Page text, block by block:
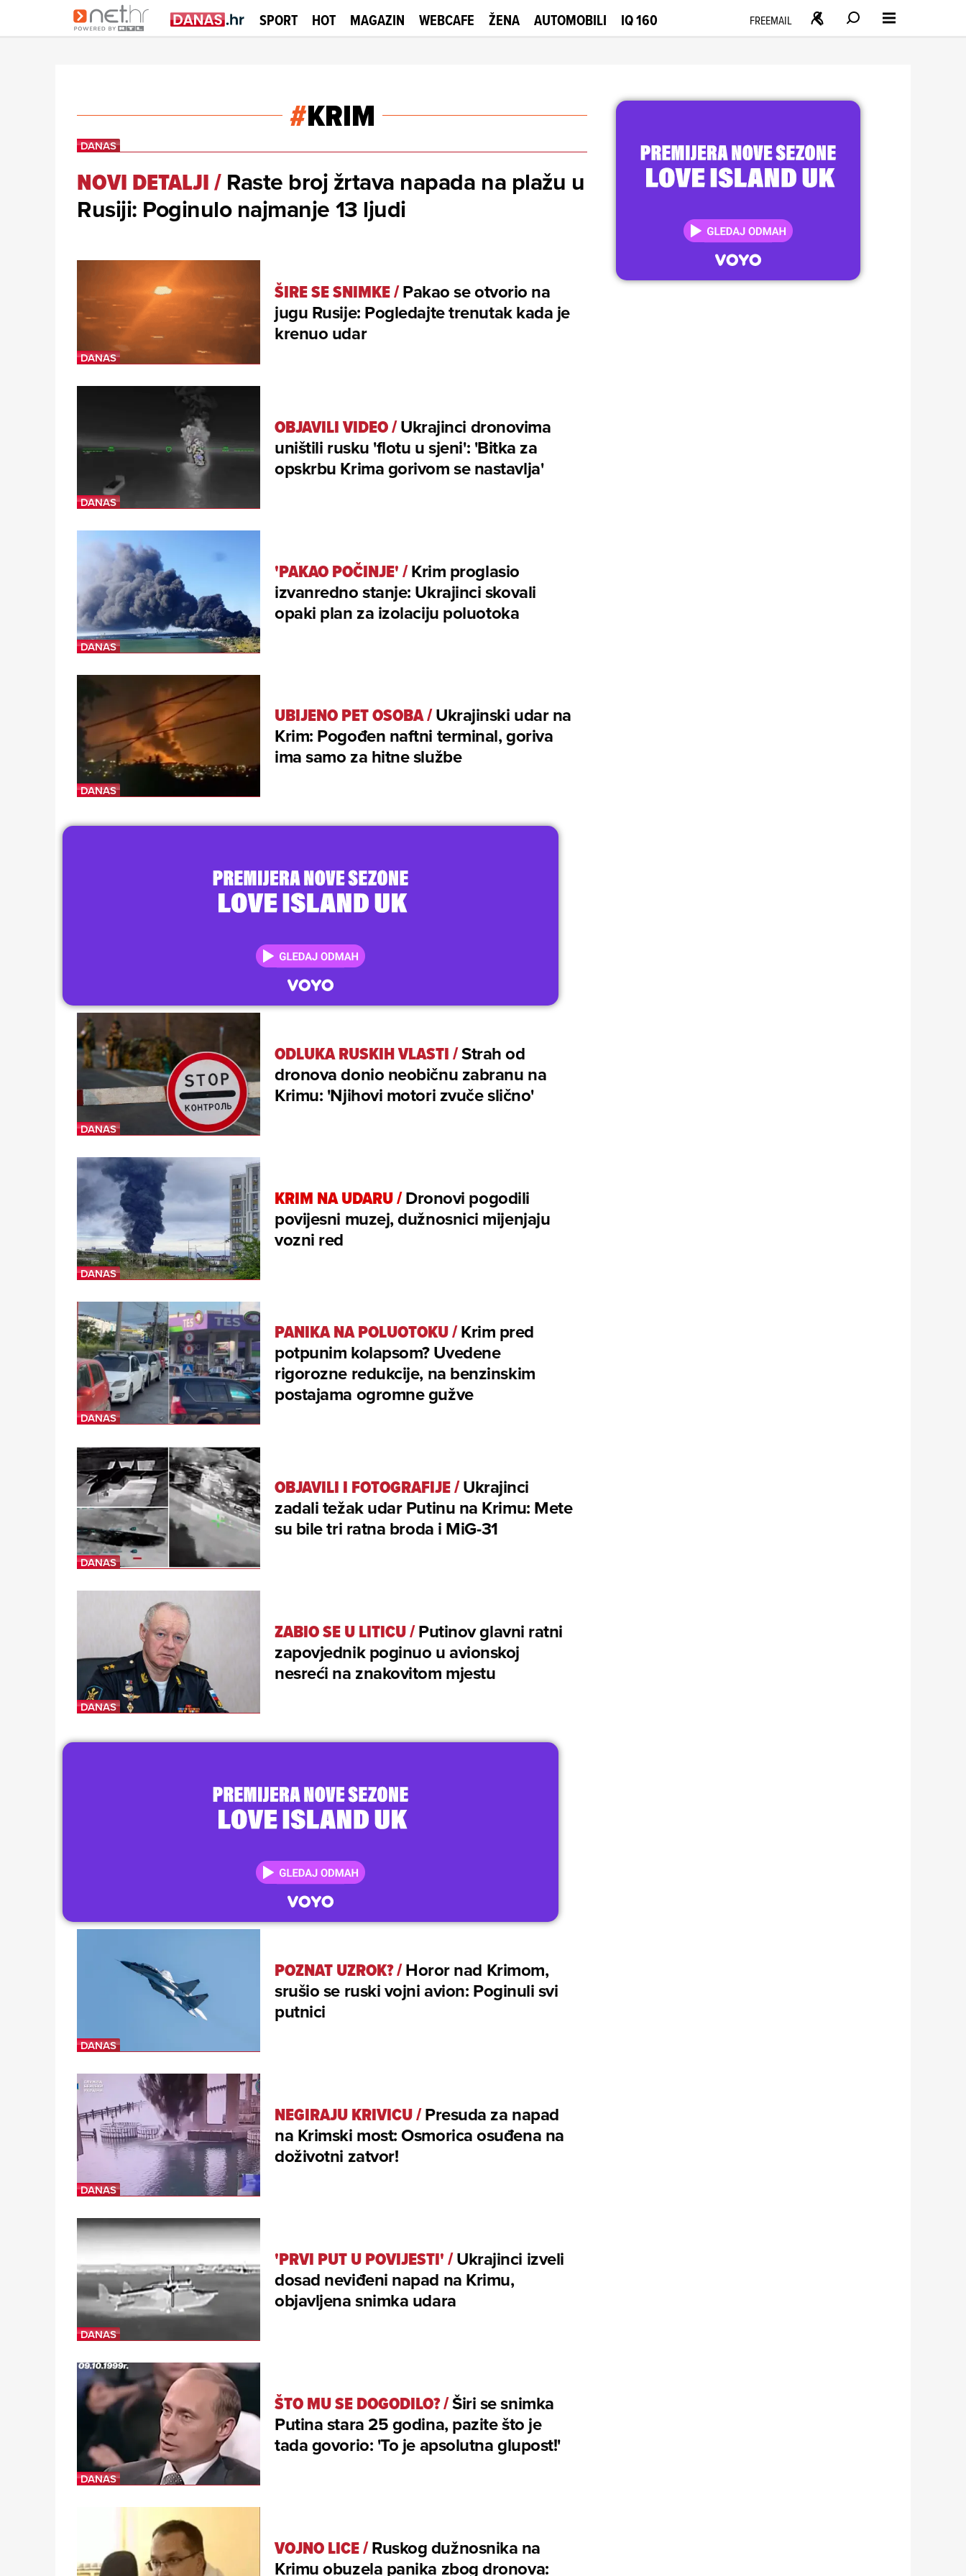
SPORT HOT MAGAZIN WEBCAFE ŽENA AUTOMOBILI IQ 160 FREEMAIL
#KRIM
NOVI DETALJI/Raste broj žrtava napada na plažu u
Rusiji: Poginulo najmanje 13 ljudi
ŠIRE SE SNIMKE/Pakao se otvorio na
jugu Rusije: Pogledajte trenutak kada je
krenuo udar
OBJAVILI VIDEO/Ukrajinci dronovima
uništili rusku 'flotu u sjeni': 'Bitka za
opskrbu Krima gorivom se nastavlja'
'PAKAO POČINJE'/Krim proglasio
izvanredno stanje: Ukrajinci skovali
opaki plan za izolaciju poluotoka
UBIJENO PET OSOBA/Ukrajinski udar na
Krim: Pogođen naftni terminal, goriva
ima samo za hitne službe
ODLUKA RUSKIH VLASTI/Strah od
dronova donio neobičnu zabranu na
Krimu: 'Njihovi motori zvuče slično'
KRIM NA UDARU/Dronovi pogodili
povijesni muzej, dužnosnici mijenjaju
vozni red
PANIKA NA POLUOTOKU/Krim pred
potpunim kolapsom? Uvedene
rigorozne redukcije, na benzinskim
postajama ogromne gužve
OBJAVILI I FOTOGRAFIJE/Ukrajinci
zadali težak udar Putinu na Krimu: Mete
su bile tri ratna broda i MiG-31
ZABIO SE U LITICU/Putinov glavni ratni
zapovjednik poginuo u avionskoj
nesreći na znakovitom mjestu
POZNAT UZROK?/Horor nad Krimom,
srušio se ruski vojni avion: Poginuli svi
putnici
NEGIRAJU KRIVICU/Presuda za napad
na Krimski most: Osmorica osuđena na
doživotni zatvor!
'PRVI PUT U POVIJESTI'/Ukrajinci izveli
dosad neviđeni napad na Krimu,
objavljena snimka udara
ŠTO MU SE DOGODILO?/Širi se snimka
Putina stara 25 godina, pazite što je
tada govorio: 'To je apsolutna glupost!'
VOJNO LICE/Ruskog dužnosnika na
Krimu obuzela panika zbog dronova: